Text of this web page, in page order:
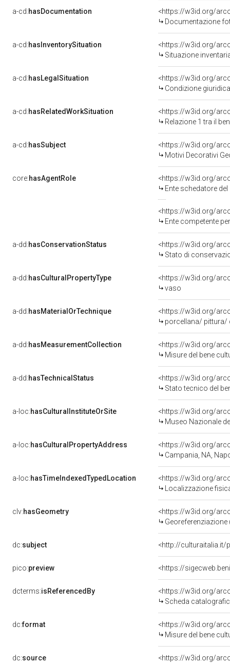
a-cd:hasDocumentation
Documentazione
a-cd:hasInventorySituation
<https://w3id.org/
Situazione
a-cd:hasLegalSituation
Condizione
a-cd:hasRelatedWorkSituation
<https://w3id.org/
Relazione 1 tra il
a-cd:hasSubject
<https://w3id.org/
Motivi Decorativi
core:hasAgentRole
<https://w3id.org/
Ente schedatore
<https://w3id.org/
Ente competente per
a-dd:hasConservationStatus
<https://w3id.org/
Stato di
a-dd:hasCulturalPropertyType
<https://w3id.org/
vaso
a-dd:hasMaterialOrTechnique
<https://w3id.org/
porcellana/ pittura/
a-dd:hasMeasurementCollection
<https://w3id.org/
Misure del bene
a-dd:hasTechnicalStatus
<https://w3id.org/
Stato tecnico del
a-loc:hasCulturalInstituteOrSite
<https://w3id.org/
Museo Nazionale
a-loc:hasCulturalPropertyAddress
<https://w3id.org/
Campania, NA,
a-loc:hasTimeIndexedTypedLocation
<https://w3id.org/
Localizzazione
clv:hasGeometry
<https://w3id.org/
dc:subject <http://culturaitalia.it/
pico:preview <https://
dcterms:isReferencedBy
<https://w3id.org/
Scheda
dc:format
<https://w3id.org/
Misure del bene
dc:source <https://w3id.org/